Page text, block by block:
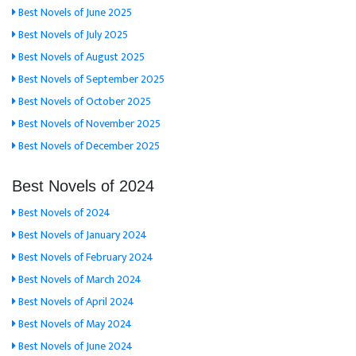
Best Novels of June 2025
Best Novels of July 2025
Best Novels of August 2025
Best Novels of September 2025
Best Novels of October 2025
Best Novels of November 2025
Best Novels of December 2025
Best Novels of 2024
Best Novels of 2024
Best Novels of January 2024
Best Novels of February 2024
Best Novels of March 2024
Best Novels of April 2024
Best Novels of May 2024
Best Novels of June 2024